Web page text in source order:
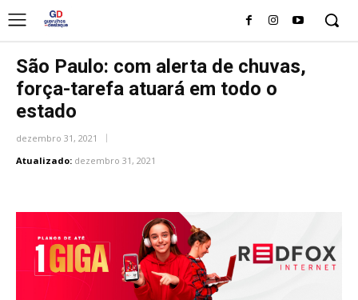
São Paulo: com alerta de chuvas,
força-tarefa atuará em todo o
estado
dezembro 31, 2021
Atualizado: dezembro 31, 2021